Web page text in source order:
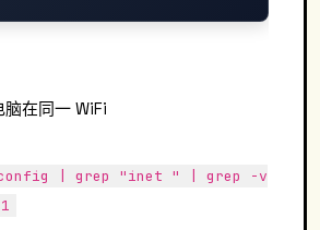
在同一 WiFi
| grep "inet " | grep -v